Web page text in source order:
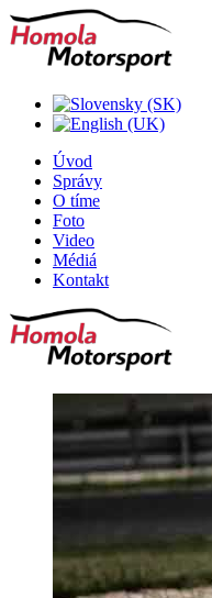
Úvod
Správy
O tíme
Foto
Video
Médiá
Kontakt